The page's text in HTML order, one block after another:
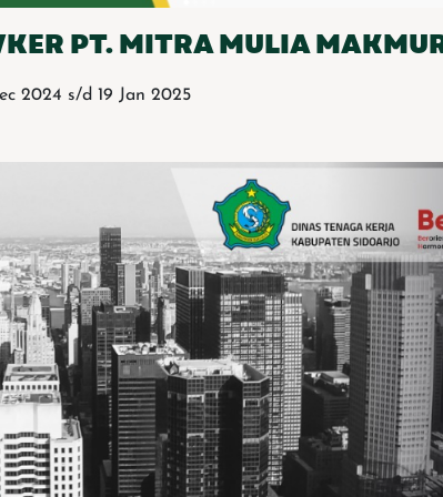
PT. MITRA MULIA
2024 s/d 19 Jan 2025